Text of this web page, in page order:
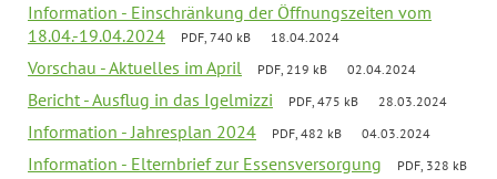
Information - Einschränkung der Öffnungszeiten vom
18.04.-19.04.2024
PDF, 740 kB 18.04.2024
Vorschau - Aktuelles im April PDF, 219 kB 02.04.2024
Bericht - Ausflug in das Igelmizzi PDF, 475 kB 28.03.2024
Information - Jahresplan 2024 PDF, 482 kB 04.03.2024
Information - Elternbrief zur Essensversorgung
PDF, 328 kB